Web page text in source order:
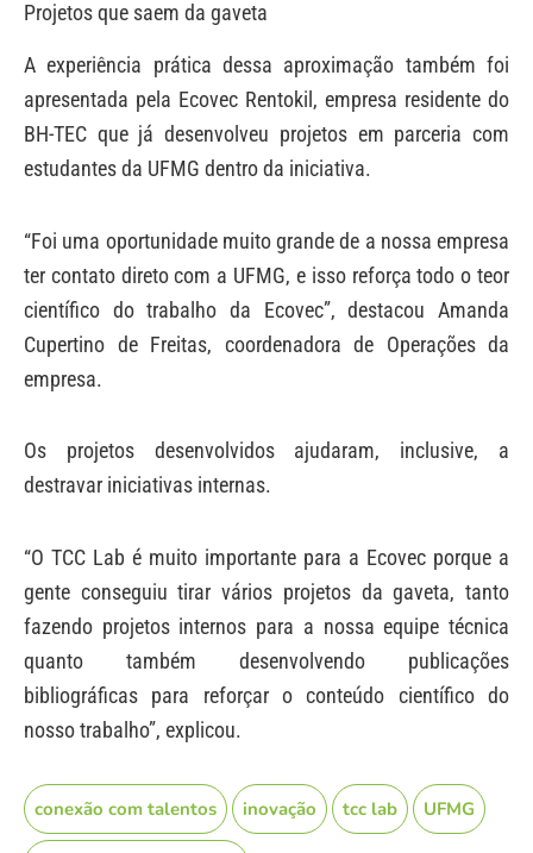
Projetos que saem da gaveta
A experiência prática dessa aproximação também foi
apresentada pela Ecovec Rentokil, empresa residente do
BH-TEC que já desenvolveu projetos em parceria com
estudantes da UFMG dentro da iniciativa.
“Foi uma oportunidade muito grande de a nossa empresa
ter contato direto com a UFMG, e isso reforça todo o teor
científico do trabalho da Ecovec”, destacou Amanda
Cupertino de Freitas, coordenadora de Operações da
empresa.
Os projetos desenvolvidos ajudaram, inclusive, a
destravar iniciativas internas.
“O TCC Lab é muito importante para a Ecovec porque a
gente conseguiu tirar vários projetos da gaveta, tanto
fazendo projetos internos para a nossa equipe técnica
quanto também desenvolvendo publicações
bibliográficas para reforçar o conteúdo científico do
nosso trabalho”, explicou.
conexão com talentos inovação tcc lab UFMG